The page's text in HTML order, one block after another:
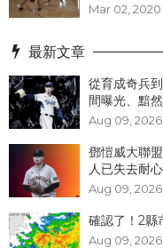
Mar 02, 2020
最新文章
從育成奇兵
間曝光、黯
Aug 09, 2026
鄧愷威大聯
人已失去耐心
Aug 09, 2026
確認了！2縣
Aug 09, 2026